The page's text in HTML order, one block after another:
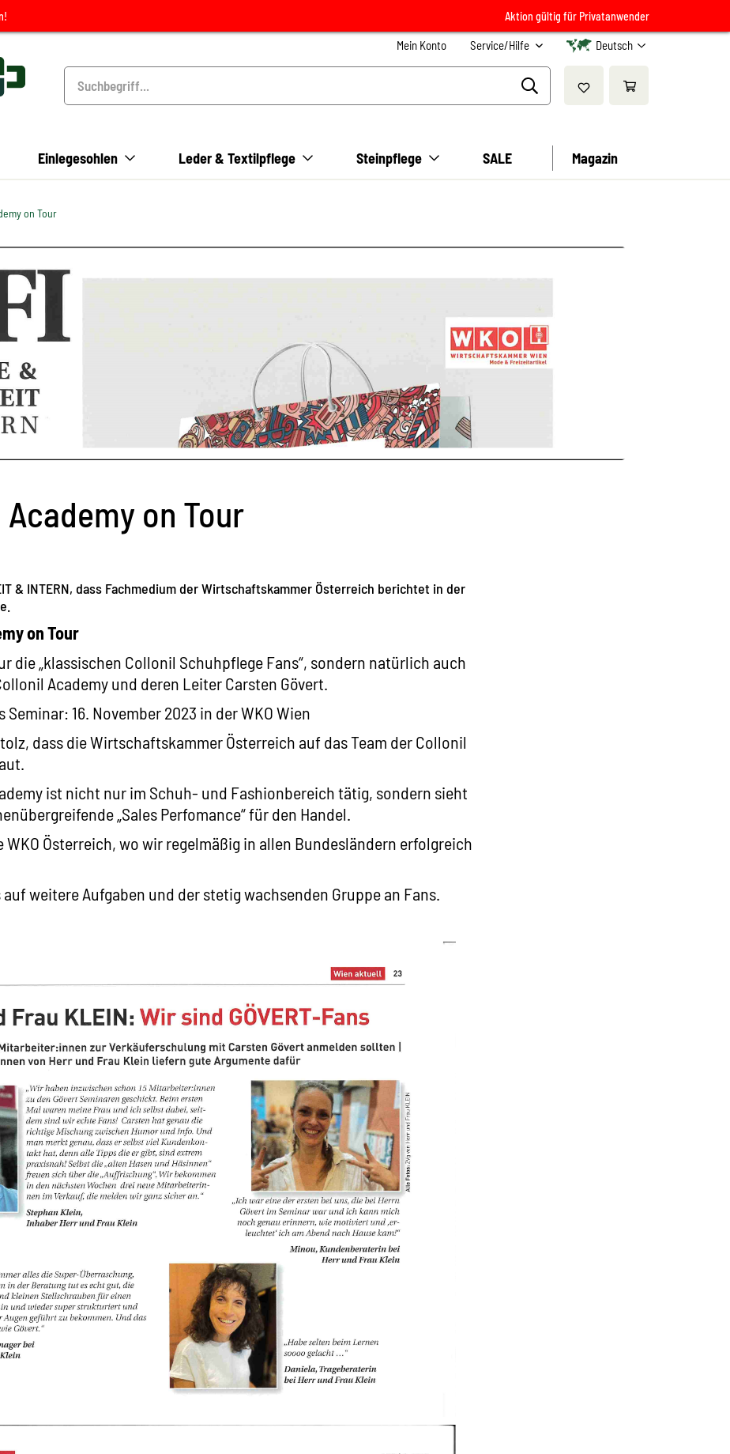
Aktion gültig für Privatanwender
Mein Konto Service/Hilfe Deutsch
Einlegesohlen Leder & Textilpflege Steinpflege SALE Magazin
on Tour
on Tour
& INTERN, dass Fachmedium der Wirtschaftskammer Österreich berichtet in der
on Tour
die „klassischen Collonil Schuhpflege Fans“, sondern natürlich auch
Academy und deren Leiter Carsten Gövert.
Seminar: 16. November 2023 in der WKO Wien
dass die Wirtschaftskammer Österreich auf das Team der Collonil
ist nicht nur im Schuh- und Fashionbereich tätig, sondern sieht
„Sales Perfomance“ für den Handel.
WKO Österreich, wo wir regelmäßig in allen Bundesländern erfolgreich
weitere Aufgaben und der stetig wachsenden Gruppe an Fans.